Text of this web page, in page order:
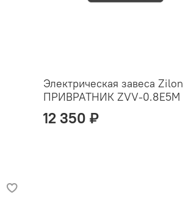
Электрическая завеса Zilon
ПРИВРАТНИК ZVV-0.8E5M
12 350 ₽